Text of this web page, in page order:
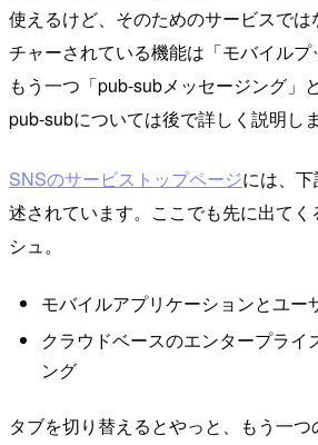
使えるけど、そのためのサービスで
チャーされている機能は「モバイルプ
もう一つ「pub-subメッセージング」
pub-subについては後で詳しく説明しま
SNSのサービストップページには、
述されています。ここでも先に出てく
シュ。
モバイルアプリケーションとユー
クラウドベースのエンタープライ
ング
タブを切り替えるとやっと、もう一